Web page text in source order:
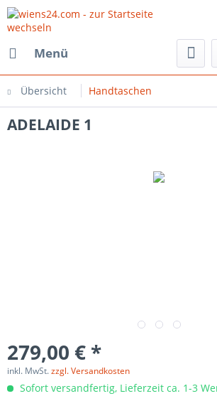
Menü
Übersicht Handtaschen
ADELAIDE 1
279,00 € *
inkl. MwSt.zzgl. Versandkosten
Sofort versandfertig, Lieferzeit ca. 1-3